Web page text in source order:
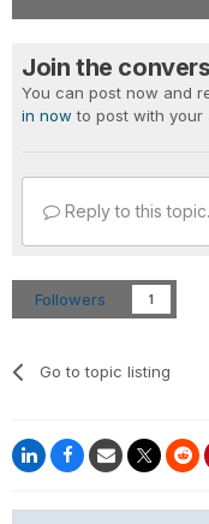
Join the
You can post now and
in now to post with your
Reply to this
Followers 1
Go to topic listing